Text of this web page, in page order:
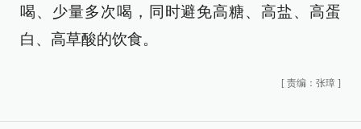
喝、少量多次喝，同时避免高糖、高盐、高蛋
白、高草酸的饮食。
[ 责编：张璋 ]